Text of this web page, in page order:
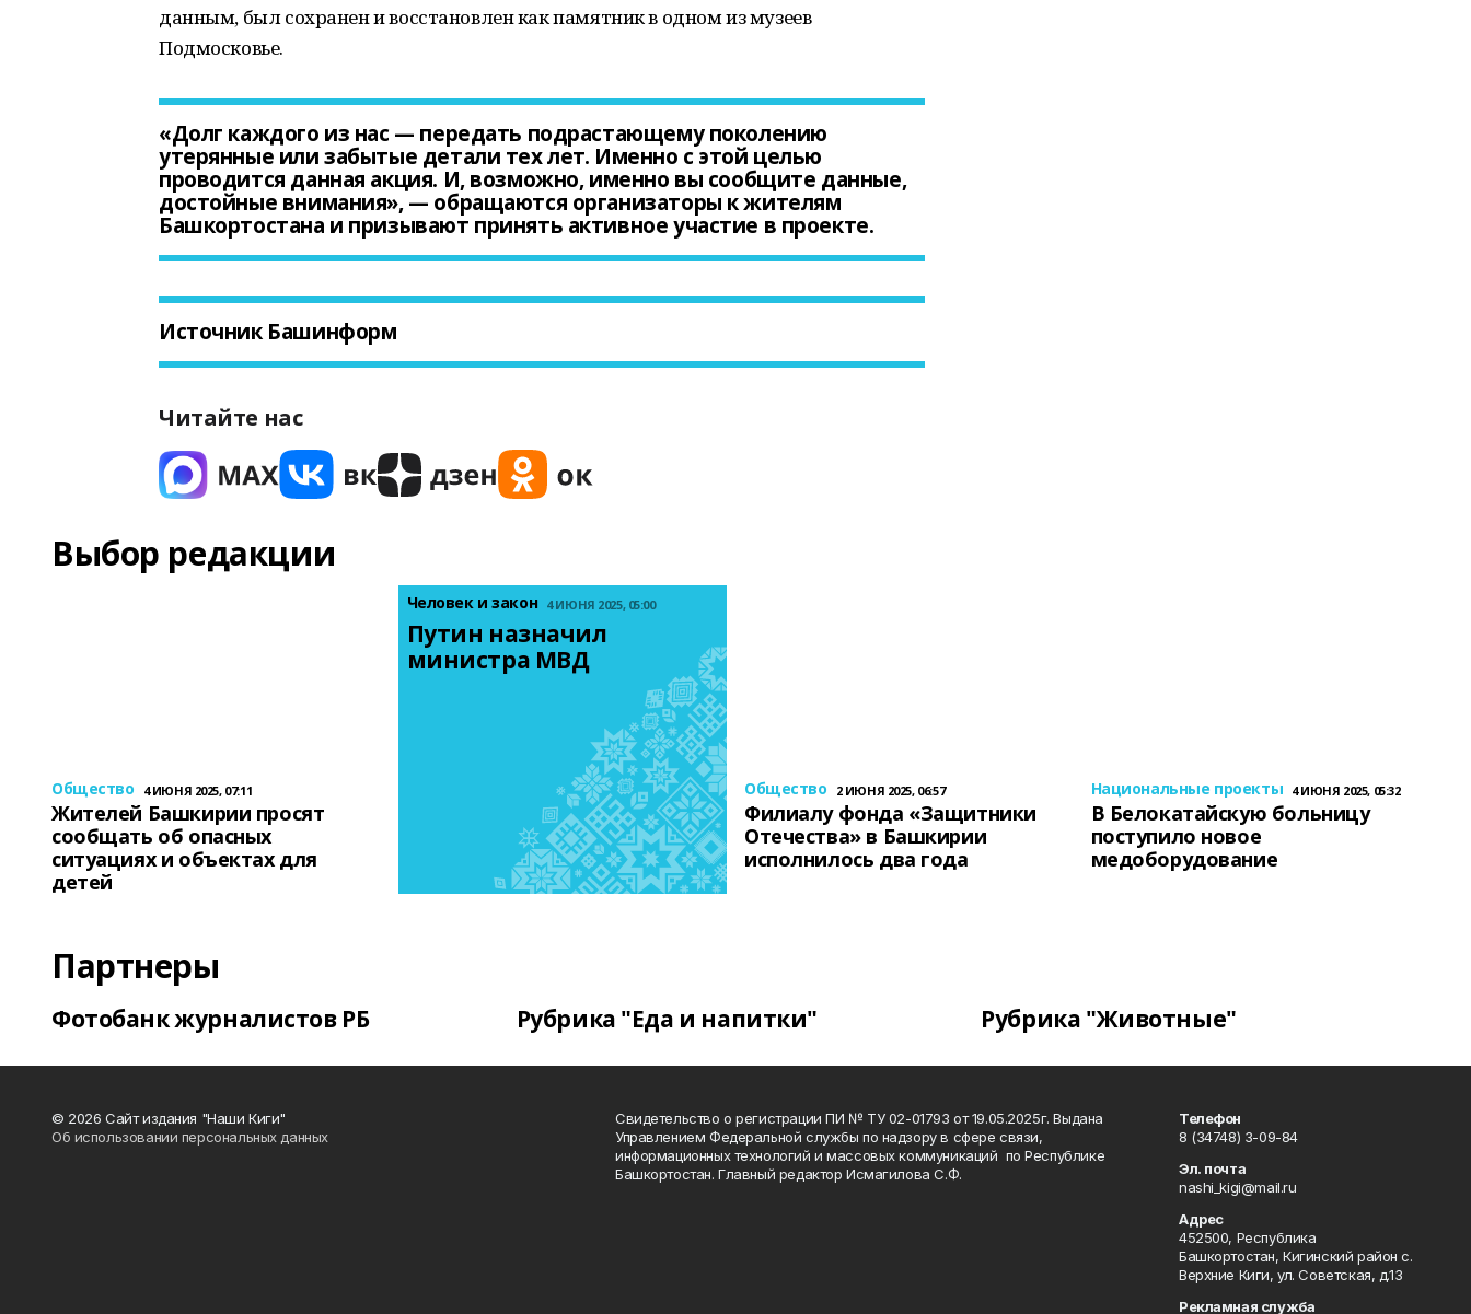
данным, был сохранен и восстановлен как памятник в одном из музеев
Подмосковье.
«Долг каждого из нас — передать подрастающему поколению
утерянные или забытые детали тех лет. Именно с этой целью
проводится данная акция. И, возможно, именно вы сообщите данные,
достойные внимания», — обращаются организаторы к жителям
Башкортостана и призывают принять активное участие в проекте.
Источник Башинформ
Читайте нас
Выбор редакции
Общество 4 ИЮНЯ 2025, 07:11
Жителей Башкирии просят
сообщать об опасных
ситуациях и объектах для
детей
Человек и закон 4 ИЮНЯ 2025, 05:00
Путин назначил
министра МВД
Общество 2 ИЮНЯ 2025, 06:57
Филиалу фонда «Защитники
Отечества» в Башкирии
исполнилось два года
Национальные проекты 4 ИЮНЯ 2025, 05:32
В Белокатайскую больницу
поступило новое
медоборудование
Партнеры
Фотобанк журналистов РБ Рубрика "Еда и напитки" Рубрика "Животные"
© 2026 Сайт издания "Наши Киги"
Об использовании персональных данных
Свидетельство о регистрации ПИ № ТУ 02-01793 от 19.05.2025г. Выдана
Управлением Федеральной службы по надзору в сфере связи,
информационных технологий и массовых коммуникаций по Республике
Башкортостан. Главный редактор Исмагилова С.Ф.
Телефон
8 (34748) 3-09-84
Эл. почта
nashi_kigi@mail.ru
Адрес
452500, Республика
Башкортостан, Кигинский район с.
Верхние Киги, ул. Советская, д.13
Рекламная служба